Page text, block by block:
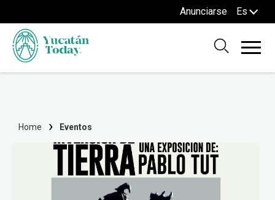
Anunciarse Es
Home Eventos